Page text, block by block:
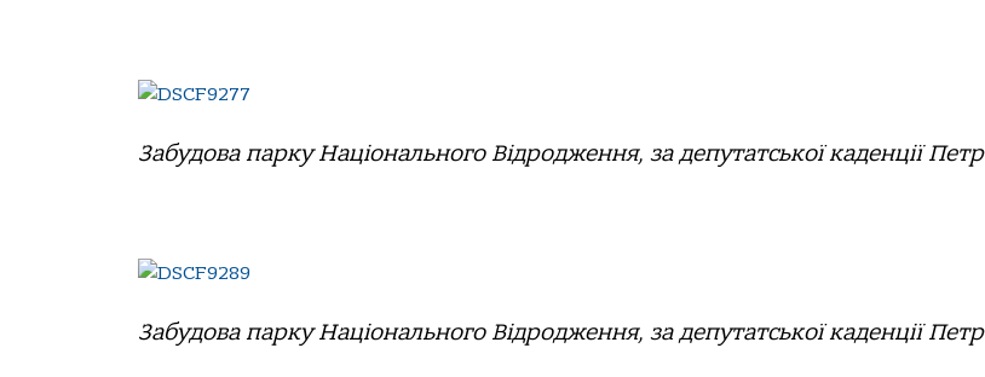
Забудова парку Національного Відродження, за депутатської каденції
Забудова парку Національного Відродження, за депутатської каденції